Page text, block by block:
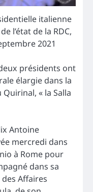
italienne
l’état de la RDC,
2021
présidents ont
élargie dans la
« la Salla
Antoine
mercredi dans
à Rome pour
dans sa
Affaires